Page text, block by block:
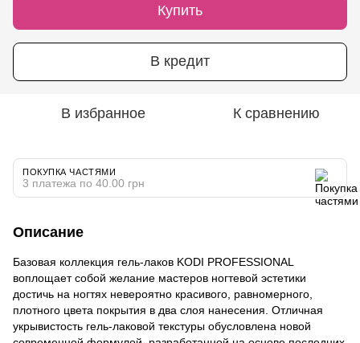
Купить
В кредит
В избранное К сравнению
ПОКУПКА ЧАСТЯМИ
3 платежа по 40.00 грн
Описание
Базовая коллекция гель-лаков KODI PROFESSIONAL
воплощает собой желание мастеров ногтевой эстетики
достичь на ногтях невероятно красивого, равномерного,
плотного цвета покрытия в два слоя нанесения. Отличная
укрывистость гель-лаковой текстуры обусловлена новой